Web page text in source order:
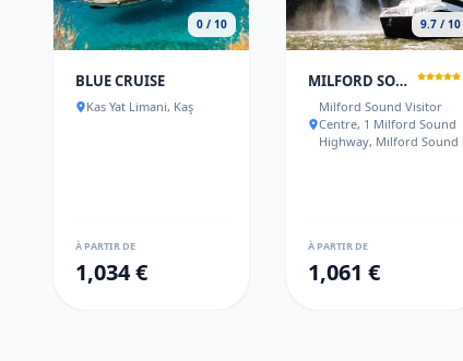
0 / 10
BLUE CRUISE
Kas Yat Limani, Kaş
À PARTIR DE
1,034 €
9.7 / 10
MILFORD SOUND OVERNIGHT CRUISE - FIORDLAND DISCOVERY
Milford Sound Visitor
Centre, 1 Milford Sound
Highway, Milford Sound
À PARTIR DE
1,061 €